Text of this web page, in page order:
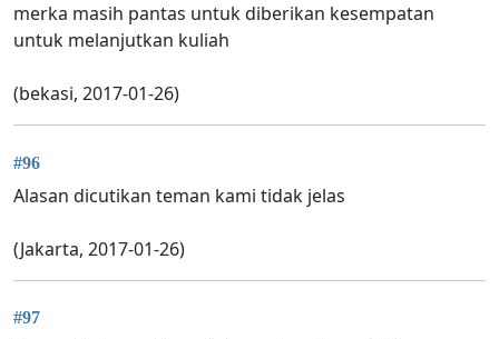
merka masih pantas untuk diberikan kesempatan
untuk melanjutkan kuliah
(bekasi, 2017-01-26)
#96
Alasan dicutikan teman kami tidak jelas
(Jakarta, 2017-01-26)
#97